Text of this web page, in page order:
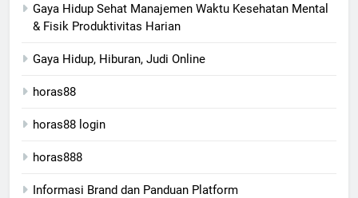
Gaya Hidup Sehat Manajemen Waktu Kesehatan Mental
& Fisik Produktivitas Harian
Gaya Hidup, Hiburan, Judi Online
horas88
horas88 login
horas888
Informasi Brand dan Panduan Platform